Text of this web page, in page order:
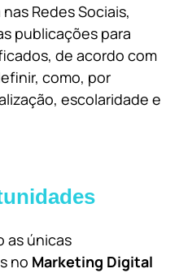
Redes Sociais,
publicações para
de acordo com
como, por
escolaridade e
as únicas
no Marketing Digital